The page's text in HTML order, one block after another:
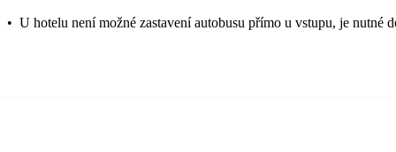
• U hotelu není možné zastavení autobusu přímo u vstupu, je nutné